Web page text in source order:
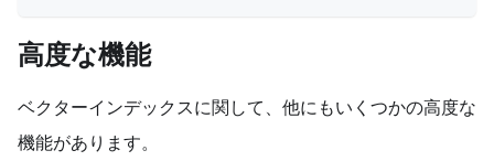
高度な機能
ベクターインデックスに関して、他にもいくつかの高度な
機能があります。